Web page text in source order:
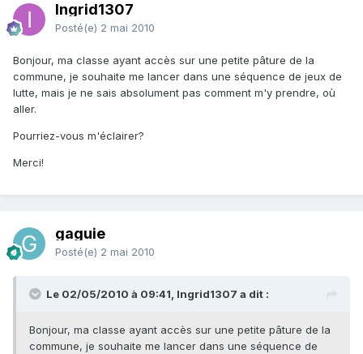
Ingrid1307
Posté(e) 2 mai 2010
Bonjour, ma classe ayant accès sur une petite pâture de la
commune, je souhaite me lancer dans une séquence de jeux de
lutte, mais je ne sais absolument pas comment m'y prendre, où
aller.
Pourriez-vous m'éclairer?
Merci!
gaguie
Posté(e) 2 mai 2010
Le 02/05/2010 à 09:41, Ingrid1307 a dit :
Bonjour, ma classe ayant accès sur une petite pâture de la
commune, je souhaite me lancer dans une séquence de